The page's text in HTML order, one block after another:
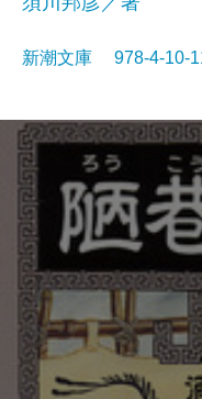
新潮文庫 978-4-10-